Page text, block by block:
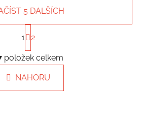
O
v
l
á
d
5 DALŠÍCH
S
t
r
á
n
k
1 2
položek celkem
NAHORU